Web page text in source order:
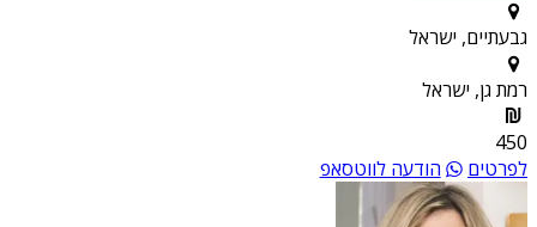
גבעתיים, ישראל
רמת גן, ישראל
450
לפרטים
הודעה לווטסאפ